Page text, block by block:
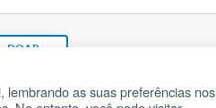
DOAR
lembrando as suas preferências nos